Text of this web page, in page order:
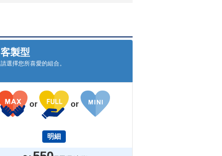
客製型
請選擇您所喜愛的組合。
or or
明細